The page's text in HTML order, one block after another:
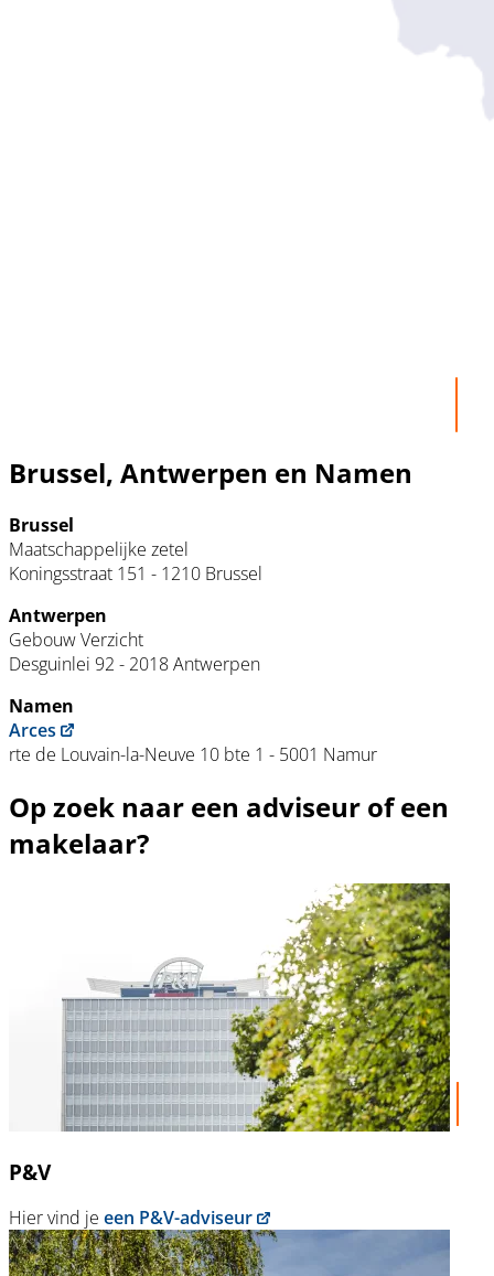
Brussel, Antwerpen en Namen
Brussel
Maatschappelijke zetel
Koningsstraat 151 - 1210 Brussel
Antwerpen
Gebouw Verzicht
Desguinlei 92 - 2018 Antwerpen
Namen
Arces
rte de Louvain-la-Neuve 10 bte 1 - 5001 Namur
Op zoek naar een adviseur of een
makelaar?
P&V
Hier vind je een P&V-adviseur